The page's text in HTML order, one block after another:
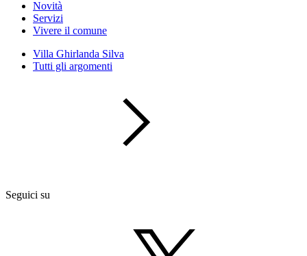
Novità
Servizi
Vivere il comune
Villa Ghirlanda Silva
Tutti gli argomenti
Seguici su